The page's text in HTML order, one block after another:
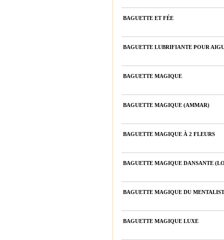
BAGUETTE ET FÉE
BAGUETTE LUBRIFIANTE POUR
BAGUETTE MAGIQUE
BAGUETTE MAGIQUE (AMMAR)
BAGUETTE MAGIQUE À 2 FLEURS
BAGUETTE MAGIQUE DANSANTE
BAGUETTE MAGIQUE DU
BAGUETTE MAGIQUE LUXE